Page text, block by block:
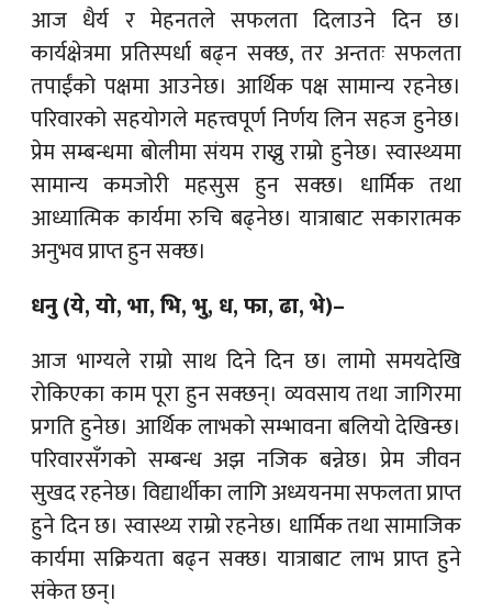
आज धैर्य र मेहनतले सफलता दिलाउने दिन छ।
कार्यक्षेत्रमा प्रतिस्पर्धा बढ्न सक्छ, तर अन्ततः सफलता
तपाईंको पक्षमा आउनेछ। आर्थिक पक्ष सामान्य रहनेछ।
परिवारको सहयोगले महत्त्वपूर्ण निर्णय लिन सहज हुनेछ।
प्रेम सम्बन्धमा बोलीमा संयम राख्नु राम्रो हुनेछ। स्वास्थ्यमा
सामान्य कमजोरी महसुस हुन सक्छ। धार्मिक तथा
आध्यात्मिक कार्यमा रुचि बढ्नेछ। यात्राबाट सकारात्मक
अनुभव प्राप्त हुन सक्छ।
धनु (ये, यो, भा, भि, भु, ध, फा, ढा, भे)–
आज भाग्यले राम्रो साथ दिने दिन छ। लामो समयदेखि
रोकिएका काम पूरा हुन सक्छन्। व्यवसाय तथा जागिरमा
प्रगति हुनेछ। आर्थिक लाभको सम्भावना बलियो देखिन्छ।
परिवारसँगको सम्बन्ध अझ नजिक बन्नेछ। प्रेम जीवन
सुखद रहनेछ। विद्यार्थीका लागि अध्ययनमा सफलता प्राप्त
हुने दिन छ। स्वास्थ्य राम्रो रहनेछ। धार्मिक तथा सामाजिक
कार्यमा सक्रियता बढ्न सक्छ। यात्राबाट लाभ प्राप्त हुने
संकेत छन्।